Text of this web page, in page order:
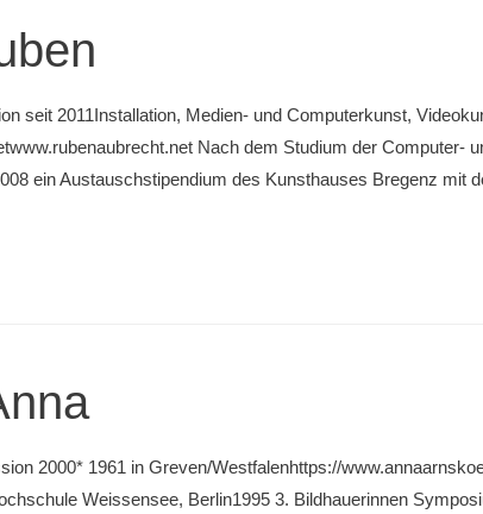
seit 2011Installation, Medien- und Computerkunst,
Nach dem Studium der Computer-
ein Austauschstipendium des Kunsthauses Bregenz mit
2000* 1961 in Greven/Westfalenhttps://
Weissensee, Berlin1995 3. Bildhauerinnen